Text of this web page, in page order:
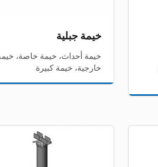
خيمة كابل الألمنيوم
خيمة جبلية
خيمة أحداث، خيمة خاصة،
خارجية، خيمة كبيرة